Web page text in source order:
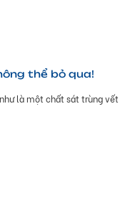
thể bỏ qua!
là một chất sát trùng vết